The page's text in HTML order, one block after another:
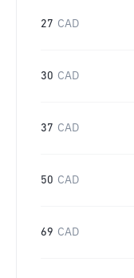
27 CAD
30 CAD
37 CAD
50 CAD
69 CAD